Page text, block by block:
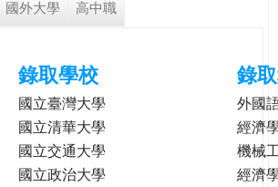
國外大學 高中職
錄取學校 錄
國立臺灣大學
外國
國立清華大學
經濟
國立交通大學
機械
國立政治大學
經濟